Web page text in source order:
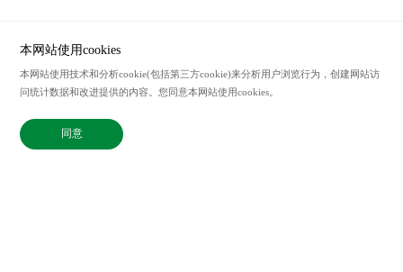
服务热线
021-62207338
联系邮箱
sales@bix-china.com
本网站使用cookies
本网站使用技术和分析cookie(包括第三方cookie)来分析用户浏览行为，创建网站访
问统计数据和改进提供的内容。您同意本网站使用cookies。
同意